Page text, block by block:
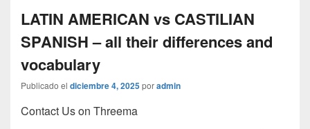
LATIN AMERICAN vs CASTILIAN
SPANISH – all their differences and
vocabulary
Publicado el diciembre 4, 2025poradmin
Contact Us on Threema